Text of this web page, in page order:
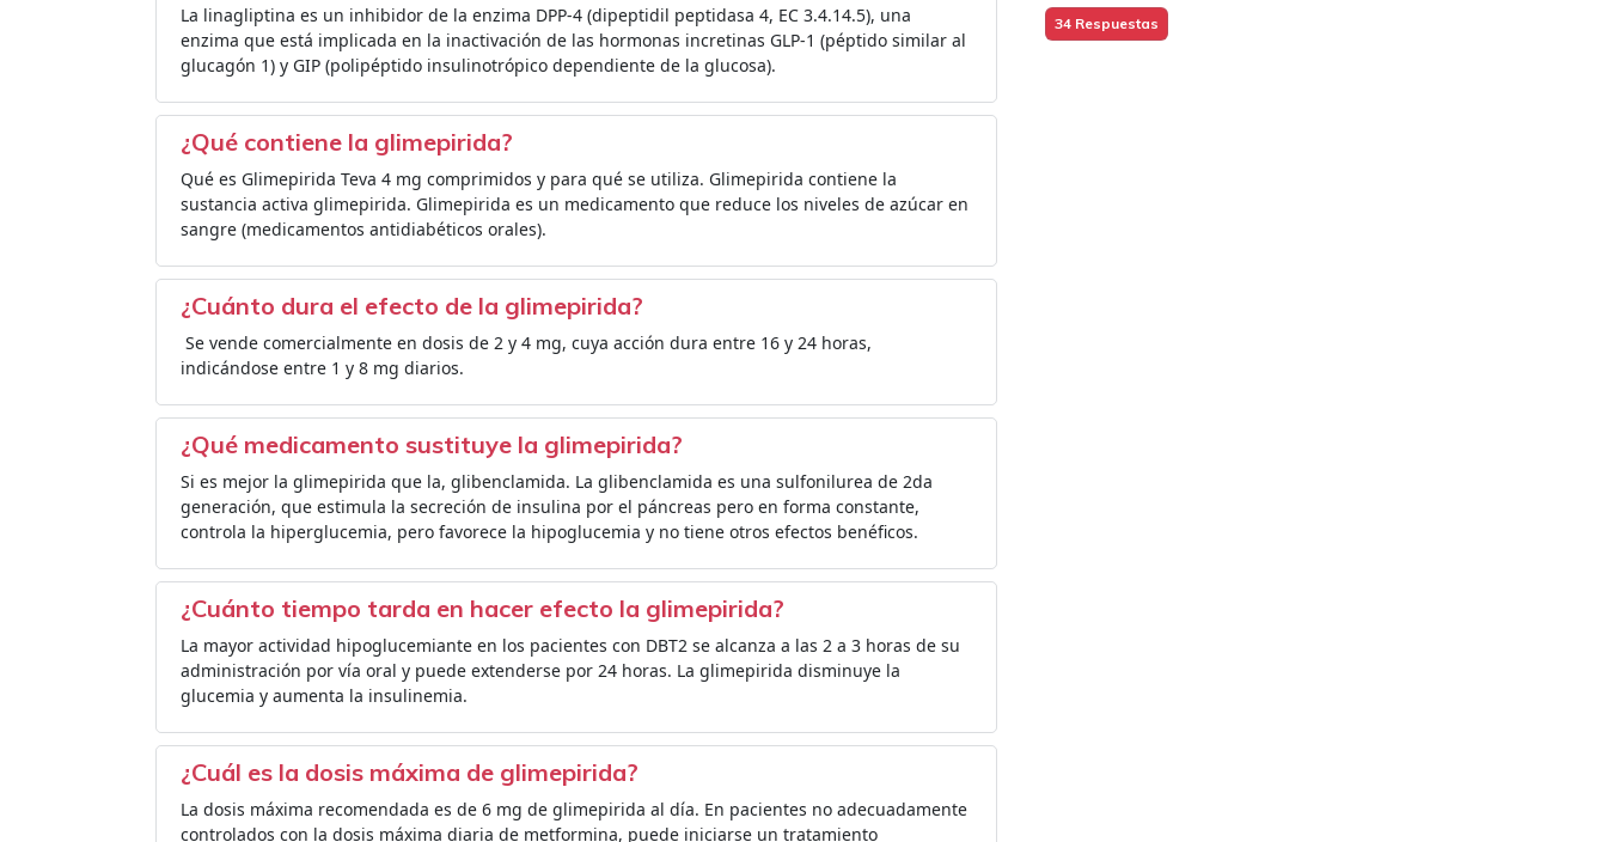
La linagliptina es un inhibidor de la enzima DPP‑4 (dipeptidil peptidasa 4, EC 3.4.14.5), una
enzima que está implicada en la inactivación de las hormonas incretinas GLP‑1 (péptido similar al
glucagón 1) y GIP (polipéptido insulinotrópico dependiente de la glucosa).
¿Qué contiene la glimepirida?
Qué es Glimepirida Teva 4 mg comprimidos y para qué se utiliza. Glimepirida contiene la
sustancia activa glimepirida. Glimepirida es un medicamento que reduce los niveles de azúcar en
sangre (medicamentos antidiabéticos orales).
¿Cuánto dura el efecto de la glimepirida?
​ Se vende comercialmente en dosis de 2 y 4 mg, cuya acción dura entre 16 y 24 horas,
indicándose entre 1 y 8 mg diarios.
¿Qué medicamento sustituye la glimepirida?
Si es mejor la glimepirida que la, glibenclamida. La glibenclamida es una sulfonilurea de 2da
generación, que estimula la secreción de insulina por el páncreas pero en forma constante,
controla la hiperglucemia, pero favorece la hipoglucemia y no tiene otros efectos benéficos.
¿Cuánto tiempo tarda en hacer efecto la glimepirida?
La mayor actividad hipoglucemiante en los pacientes con DBT2 se alcanza a las 2 a 3 horas de su
administración por vía oral y puede extenderse por 24 horas. La glimepirida disminuye la
glucemia y aumenta la insulinemia.
¿Cuál es la dosis máxima de glimepirida?
La dosis máxima recomendada es de 6 mg de glimepirida al día. En pacientes no adecuadamente
controlados con la dosis máxima diaria de metformina, puede iniciarse un tratamiento
34 Respuestas